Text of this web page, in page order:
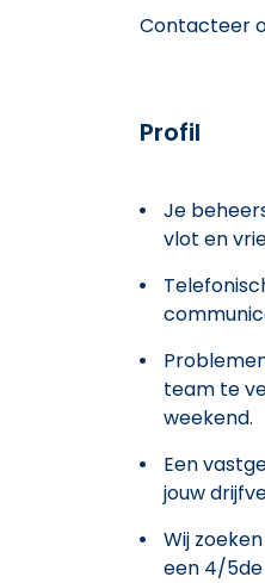
Contacteer
Profil
Je
vlot en
team te
weekend.
Een
jouw
Wij
een 4/5de